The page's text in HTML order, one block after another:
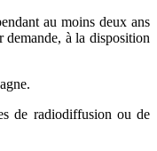
au moins deux ans
demande, à la disposition
de radiodiffusion ou de